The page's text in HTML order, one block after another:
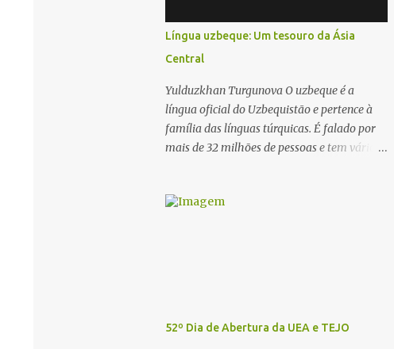
Língua uzbeque: Um tesouro da Ásia
Central
Yulduzkhan Turgunova O uzbeque é a
língua oficial do Uzbequistão e pertence à
família das línguas túrquicas. É falado por
mais de 32 milhões de pessoas e tem vários
Historicamente escrito em alfabeto árabe, o
promover o alfabeto latino. A língua reflete
52º Dia de Abertura da UEA e TEJO